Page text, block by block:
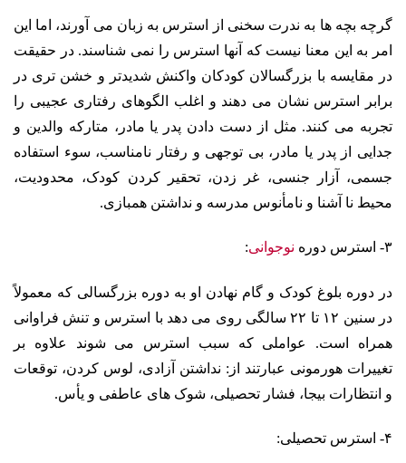
گرچه بچه ها به ندرت سخنی از استرس به زبان می آورند، اما این
امر به این معنا نیست که
آنها استرس را نمی شناسند. در حقیقت
در مقایسه با بزرگسالان کودکان واکنش شدیدتر و خشن تری در
برابر استرس نشان می دهند و اغلب الگوهای رفتاری عجیبی را
تجربه می کنند. مثل از دست دادن پدر یا مادر، متارکه والدین و
جدایی از پدر یا مادر، بی توجهی و رفتار نامناسب، سوء استفاده
جسمی، آزار جنسی، غر زدن، تحقیر کردن کودک، محدودیت،
محیط نا آشنا و نامأنوس مدرسه و نداشتن همبازی.
۳- استرس دوره نوجوانی:
در دوره بلوغ کودک و گام نهادن او به دوره بزرگسالی که معمولاً
در سنین ۱۲ تا ۲۲ سالگی روی می دهد با استرس و تنش فراوانی
همراه است. عواملی که سبب استرس می شوند علاوه بر
تغییرات هورمونی عبارتند از: نداشتن آزادی، لوس کردن، توقعات
و انتظارات بیجا، فشار تحصیلی، شوک های عاطفی و یأس.
۴- استرس تحصیلی: